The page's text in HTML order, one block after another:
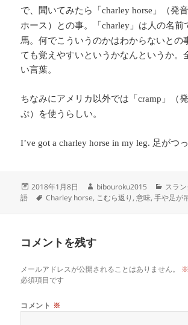
で、聞いてみたら「charley horse 」（発
ホース）との事。「charley 」は人の名前
馬。何でこういうのかはわからないとの
ても覚えやすいというかなんというか。
い言葉。
ちなみにアメリカ以外では「cramp 」（
ぷ）を使うらしい。
I’ve got a charley horse in my leg. 足がつ
投
稿
2018年1月8日
作
成
bibouroku2015
カ
テ
スラ
語
タ
Charley horse, こむら返り ,意味,手や足が
コメントを残す
メールアドレスが公開されることはありません。 ※
必須項目です
コメント ※